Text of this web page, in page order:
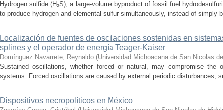
Hydrogen sulfide (H₂S), a large-volume byproduct of fossil fuel
to produce hydrogen and elemental sulfur simultaneously, instead of simply
Localización de fuentes de oscilaciones sostenidas en
splines y el operador de energía Teager-Kaiser
Domínguez Navarrete, Reynaldo (Universidad Michoacana de San Nicolas
Sustained oscillations, whether forced or natural, may compromise the
systems. Forced oscillations are caused by external periodic disturbances,
Dispositivos necropolíticos en México